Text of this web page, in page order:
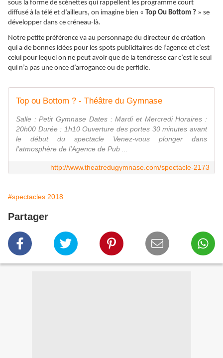
sous la forme de scénettes qui rappellent les programme court
diffusé à la télé et d’ailleurs, on imagine bien « Top Ou Bottom ? » se
développer dans ce créneau-là.
Notre petite préférence va au personnage du directeur de création
qui a de bonnes idées pour les spots publicitaires de l’agence et c’est
celui pour lequel on ne peut avoir que de la tendresse car c’est le seul
qui n’a pas une once d’arrogance ou de perfidie.
Top ou Bottom ? - Théâtre du Gymnase
Salle : Petit Gymnase Dates : Mardi et Mercredi Horaires :
20h00 Durée : 1h10 Ouverture des portes 30 minutes avant
le début du spectacle Venez-vous plonger dans
l'atmosphère de l'Agence de Pub ...
http://www.theatredugymnase.com/spectacle-2173
#spectacles 2018
Partager